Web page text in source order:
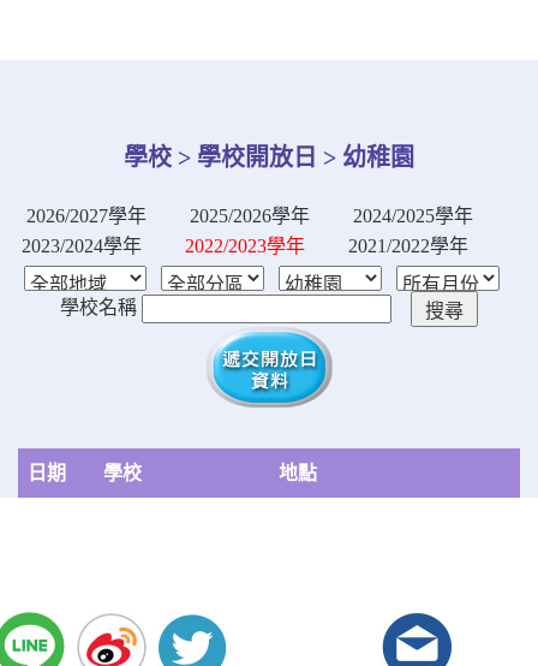
學校 > 學校開放日 > 幼稚園
2026/2027學年 2025/2026學年
2024/2025學年
2023/2024學年
2022/2023學年 2021/2022學年
學校名稱
日期 學校 地點